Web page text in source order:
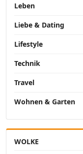
Leben
Liebe & Dating
Lifestyle
Technik
Travel
Wohnen & Garten
WOLKE